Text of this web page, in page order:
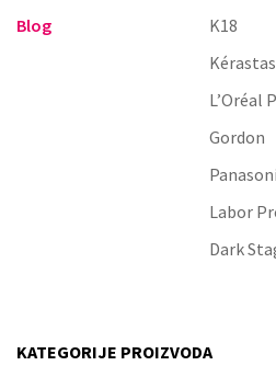
Blog
K18
L’Oréal
Gordon
Labor
Dark
KATEGORIJE PROIZVODA